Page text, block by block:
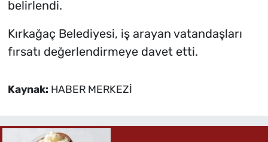
belirlendi.
Kırkağaç Belediyesi, iş arayan vatandaşları
fırsatı değerlendirmeye davet etti.
Kaynak: HABER MERKEZİ